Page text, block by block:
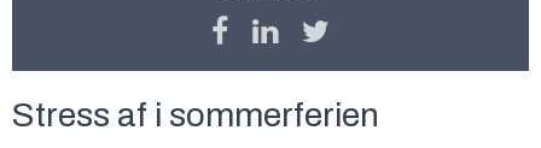
Stress af i sommerferien